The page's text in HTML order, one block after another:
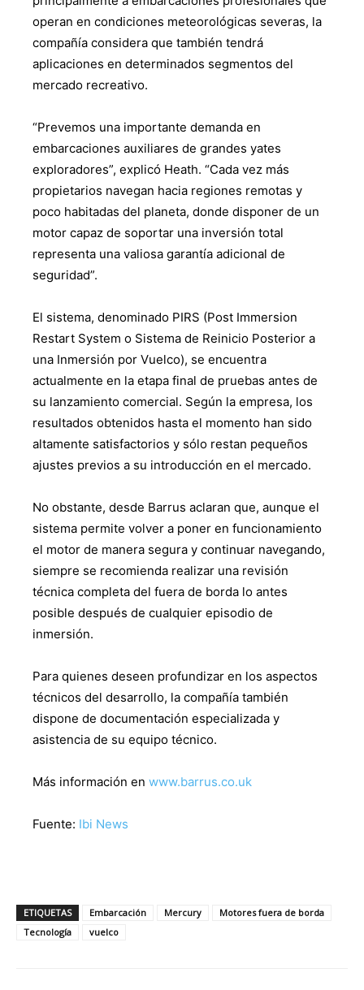
operan en condiciones meteorológicas severas, la
compañía considera que también tendrá
aplicaciones en determinados segmentos del
mercado recreativo.
“Prevemos una importante demanda en
embarcaciones auxiliares de grandes yates
exploradores”, explicó Heath. “Cada vez más
propietarios navegan hacia regiones remotas y
poco habitadas del planeta, donde disponer de un
motor capaz de soportar una inversión total
representa una valiosa garantía adicional de
seguridad”.
El sistema, denominado PIRS (Post Immersion
Restart System o Sistema de Reinicio Posterior a
una Inmersión por Vuelco), se encuentra
actualmente en la etapa final de pruebas antes de
su lanzamiento comercial. Según la empresa, los
resultados obtenidos hasta el momento han sido
altamente satisfactorios y sólo restan pequeños
ajustes previos a su introducción en el mercado.
No obstante, desde Barrus aclaran que, aunque el
sistema permite volver a poner en funcionamiento
el motor de manera segura y continuar navegando,
siempre se recomienda realizar una revisión
técnica completa del fuera de borda lo antes
posible después de cualquier episodio de
inmersión.
Para quienes deseen profundizar en los aspectos
técnicos del desarrollo, la compañía también
dispone de documentación especializada y
asistencia de su equipo técnico.
Más información en www.barrus.co.uk
Fuente: Ibi News
ETIQUETAS Embarcación Mercury
Motores fuera de borda
Tecnología
vuelco